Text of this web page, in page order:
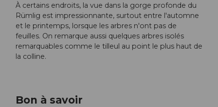
À certains endroits, la vue dans la gorge profonde du
Rümlig est impressionnante, surtout entre l'automne
et le printemps, lorsque les arbres n'ont pas de
feuilles. On remarque aussi quelques arbres isolés
remarquables comme le tilleul au point le plus haut de
la colline.
Bon à savoir